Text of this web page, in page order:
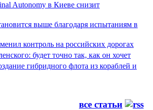
Autonomy в Киеве снизит
выше благодаря испытаниям в
контроль на российских дорогах
будет точно так, как он хочет
гибридного флота из кораблей и
все статьи